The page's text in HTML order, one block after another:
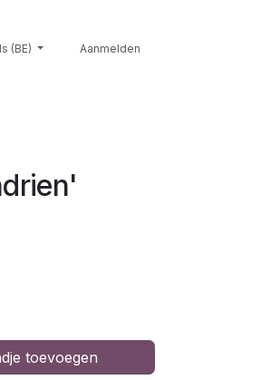
Merken
(BE) Aanmelden
toevoegen